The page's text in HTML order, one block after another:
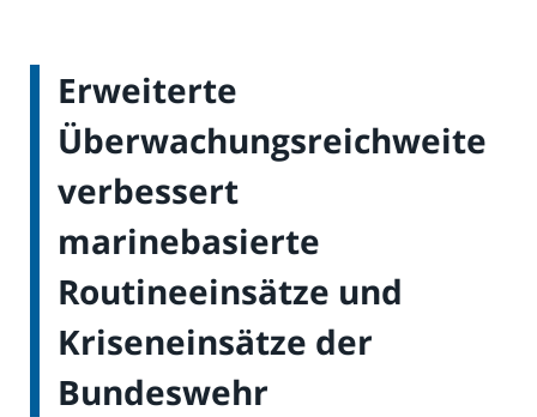
Erweiterte
Überwachungsreichweite
verbessert
marinebasierte
Routineeinsätze und
Kriseneinsätze der
Bundeswehr